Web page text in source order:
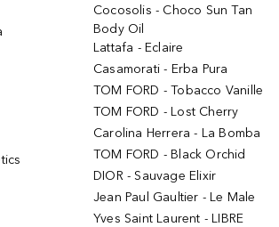
Cocosolis - Choco Sun Tan
Body Oil
Lattafa - Eclaire
Casamorati - Erba Pura
TOM FORD - Tobacco Vanille
TOM FORD - Lost Cherry
Carolina Herrera - La Bomba
TOM FORD - Black Orchid
DIOR - Sauvage Elixir
Jean Paul Gaultier - Le Male
Yves Saint Laurent - LIBRE